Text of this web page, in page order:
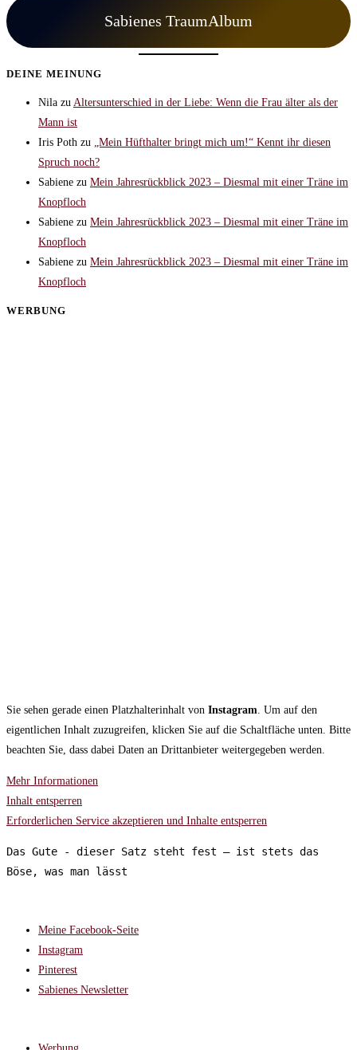
Sabienes TraumAlbum
DEINE MEINUNG
Nila zu Altersunterschied in der Liebe: Wenn die Frau älter als der
Mann ist
Iris Poth zu „Mein Hüfthalter bringt mich um!“ Kennt ihr diesen
Spruch noch?
Sabiene zu Mein Jahresrückblick 2023 – Diesmal mit einer Träne im
Knopfloch
Sabiene zu Mein Jahresrückblick 2023 – Diesmal mit einer Träne im
Knopfloch
Sabiene zu Mein Jahresrückblick 2023 – Diesmal mit einer Träne im
Knopfloch
WERBUNG
Sie sehen gerade einen Platzhalterinhalt von Instagram. Um auf den
eigentlichen Inhalt zuzugreifen, klicken Sie auf die Schaltfläche unten. Bitte
beachten Sie, dass dabei Daten an Drittanbieter weitergegeben werden.
Mehr Informationen
Inhalt entsperren
Erforderlichen Service akzeptieren und Inhalte entsperren
Das Gute - dieser Satz steht fest – ist stets das
Böse, was man lässt
Meine Facebook-Seite
Instagram
Pinterest
Sabienes Newsletter